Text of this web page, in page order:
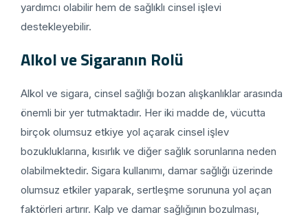
yardımcı olabilir hem de sağlıklı cinsel işlevi
destekleyebilir.
Alkol ve Sigaranın Rolü
Alkol ve sigara, cinsel sağlığı bozan alışkanlıklar arasında
önemli bir yer tutmaktadır. Her iki madde de, vücutta
birçok olumsuz etkiye yol açarak cinsel işlev
bozukluklarına, kısırlık ve diğer sağlık sorunlarına neden
olabilmektedir. Sigara kullanımı, damar sağlığı üzerinde
olumsuz etkiler yaparak, sertleşme sorununa yol açan
faktörleri artırır. Kalp ve damar sağlığının bozulması,